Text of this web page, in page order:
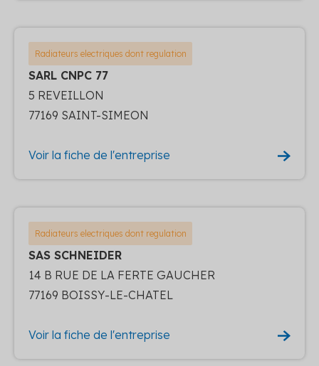
Radiateurs electriques dont regulation
SARL CNPC 77
5 REVEILLON
77169 SAINT-SIMEON
Voir la fiche de l'entreprise
Radiateurs electriques dont regulation
SAS SCHNEIDER
14 B RUE DE LA FERTE GAUCHER
77169 BOISSY-LE-CHATEL
Voir la fiche de l'entreprise